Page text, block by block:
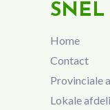
Home
Contact
Provinciale
Lokale